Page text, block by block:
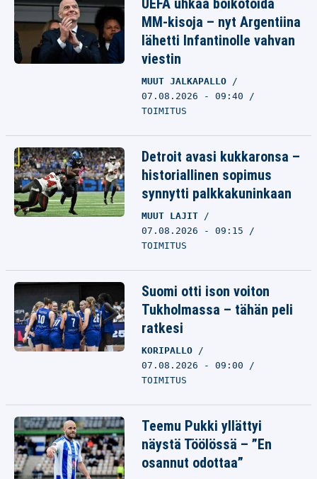
UEFA uhkaa boikotoida
MM-kisoja – nyt Argentiina
lähetti Infantinolle vahvan
viestin
MUUT JALKAPALLO
07.08.2026 - 09:40
TOIMITUS
Detroit avasi kukkaronsa –
historiallinen sopimus
synnytti palkkakuninkaan
MUUT LAJIT
07.08.2026 - 09:15
TOIMITUS
Suomi otti ison voiton
Tukholmassa – tähän peli
ratkesi
KORIPALLO
07.08.2026 - 09:00
TOIMITUS
Teemu Pukki yllättyi
näystä Töölössä – ”En
osannut odottaa”